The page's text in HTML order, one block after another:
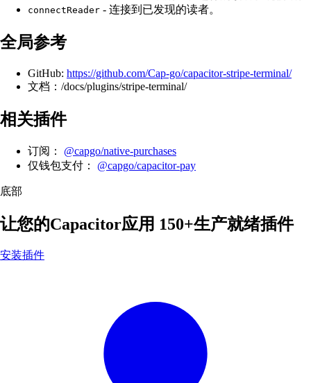
connectReader - 连接到已发现的读者。
全局参考
GitHub: https://github.com/Cap-go/capacitor-stripe-terminal/
文档：/docs/plugins/stripe-terminal/
相关插件
订阅： @capgo/native-purchases
仅钱包支付： @capgo/capacitor-pay
底部
让您的Capacitor应用 150+生产就绪插件
安装插件